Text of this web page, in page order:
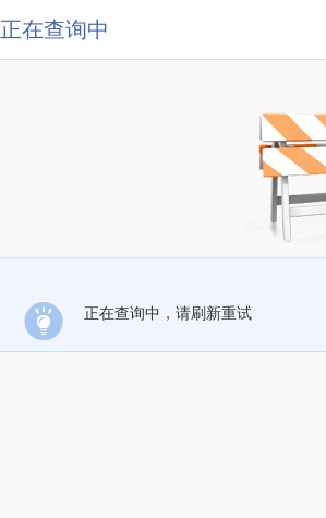
正在查询中
正在查询中，请刷新重试